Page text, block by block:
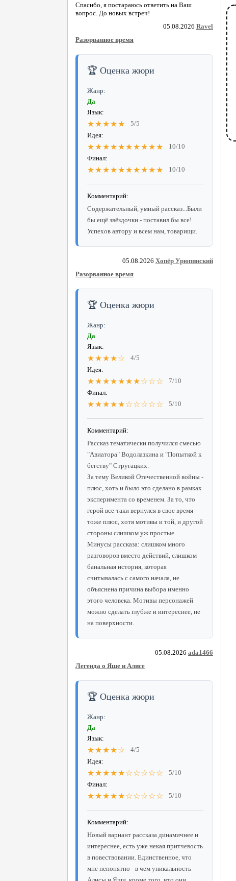
Спасибо, я постараюсь ответить на Ваш
вопрос. До новых встреч!
05.08.2026 Ravel
Разорванное время
🏆 Оценка жюри
Жанр:
Да
Язык:
★★★★★
5/5
Идея:
★★★★★★★★★★
10/10
Финал:
★★★★★★★★★★ 10/10
Комментарий:
Содержательный, умный рассказ...Были
бы ещё звёздочки - поставил бы все!
Успехов автору и всем нам, товарищи.
05.08.2026 Хопёр Урюпинский
Разорванное время
🏆 Оценка жюри
Жанр:
Да
Язык:
★★★★☆
4/5
Идея:
★★★★★★★☆☆☆
7/10
Финал:
★★★★★☆☆☆☆☆ 5/10
Комментарий:
Рассказ тематически получился смесью
"Авиатора" Водолазкина и "Попыткой к
бегству" Стругацких.
За тему Великой Отечественной войны -
плюс, хоть и было это сделано в рамках
эксперимента со временем. За то, что
герой все-таки вернулся в свое время -
тоже плюс, хотя мотивы и той, и другой
стороны слишком уж простые.
Минусы рассказа: слишком много
разговоров вместо действий, слишком
банальная история, которая
считывалась с самого начала, не
объяснена причина выбора именно
этого человека. Мотивы персонажей
можно сделать глубже и интереснее, не
на поверхности.
05.08.2026 ada1466
Легенда о Яше и Алисе
🏆 Оценка жюри
Жанр:
Да
Язык:
★★★★☆
4/5
Идея:
★★★★★☆☆☆☆☆
5/10
Финал:
★★★★★☆☆☆☆☆ 5/10
Комментарий:
Новый вариант рассказа динамичнее и
интереснее, есть уже некая притчевость
в повествовании. Единственное, что
мне непонятно - в чем уникальность